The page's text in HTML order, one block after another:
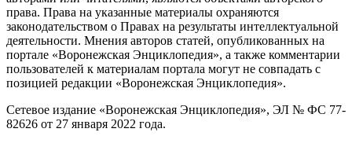
права. Права на указанные материалы охраняются
законодательством о Правах на результаты интеллектуальной
деятельности. Мнения авторов статей, опубликованных на
портале «Воронежская Энциклопедия», а также комментарии
пользователей к материалам портала могут не совпадать с
позицией редакции «Воронежская Энциклопедия».
Сетевое издание «Воронежская Энциклопедия», ЭЛ № ФС 77-
82626 от 27 января 2022 года.